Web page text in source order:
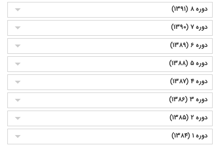
دوره 8 (1391)
دوره 7 (1390)
دوره 6 (1389)
دوره 5 (1388)
دوره 4 (1387)
دوره 3 (1386)
دوره 2 (1385)
دوره 1 (1384)